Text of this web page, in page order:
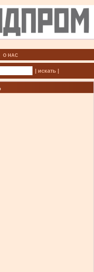
О НАС
| искать |